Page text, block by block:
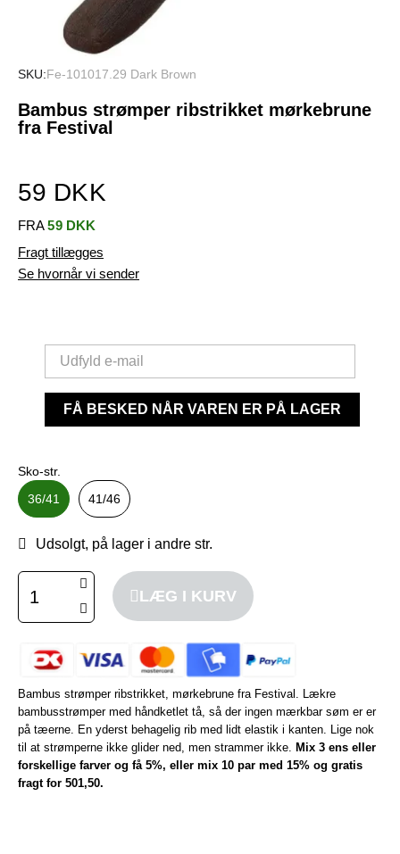
SKU Fe-101017.29 Dark Brown
Bambus strømper ribstrikket mørkebrune
fra Festival
59 DKK
FRA59 DKK
Fragt tillægges
Se hvornår vi sender
FÅ BESKED NÅR VAREN ER PÅ LAGER
Sko-str.
36/41
41/46
Udsolgt, på lager i andre str.
LÆG I KURV
Bambus strømper ribstrikket, mørkebrune fra Festival. Lækre
bambusstrømper med håndketlet tå, så der ingen mærkbar søm er er
på tæerne. En yderst behagelig rib med lidt elastik i kanten. Lige nok
til at strømperne ikke glider ned, men strammer ikke. Mix 3 ens eller
forskellige farver og få 5%, eller mix 10 par med 15% og gratis
fragt for 501,50.